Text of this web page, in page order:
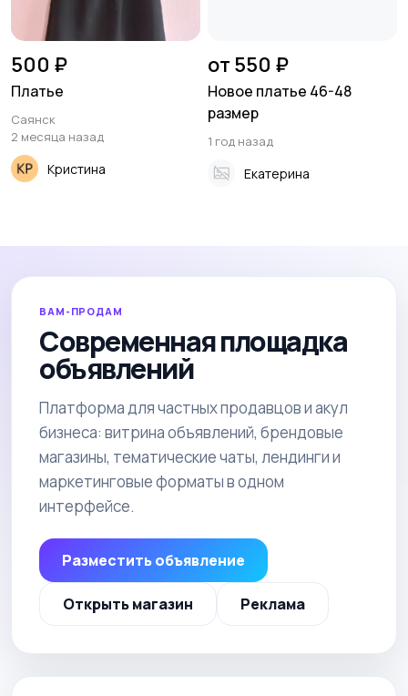
500 ₽
Платье
Саянск
2 месяца назад
Кристина
от 550 ₽
Новое платье 46-48
размер
1 год назад
Екатерина
ВАМ-ПРОДАМ
Современная площадка
объявлений
Платформа для частных продавцов и акул
бизнеса: витрина объявлений, брендовые
магазины, тематические чаты, лендинги и
маркетинговые форматы в одном
интерфейсе.
Разместить объявление
Открыть магазин Реклама